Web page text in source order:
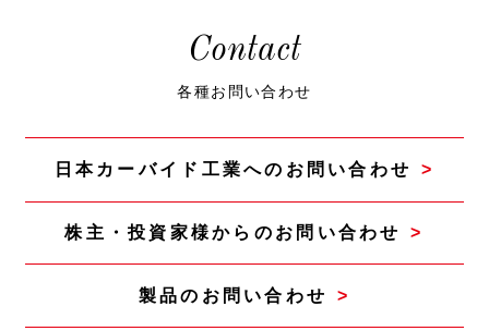
Contact
各種お問い合わせ
日本カーバイド工業へのお問い合わせ
株主・投資家様からのお問い合わせ
製品のお問い合わせ